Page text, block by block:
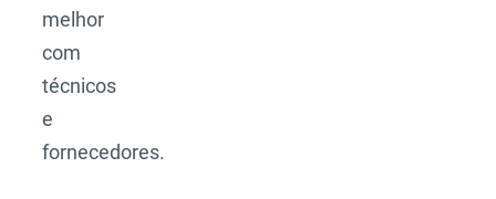
melhor
com
técnicos
e
fornecedores.